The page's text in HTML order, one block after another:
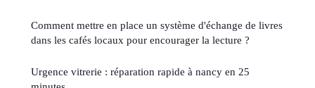
Comment mettre en place un système d'échange de livres
dans les cafés locaux pour encourager la lecture ?
Urgence vitrerie : réparation rapide à nancy en 25